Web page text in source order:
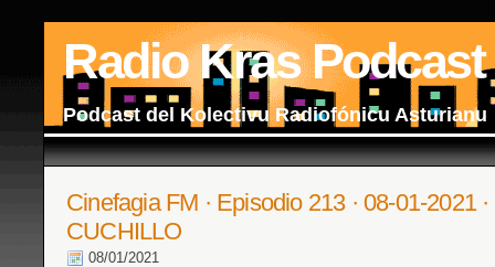
Radio Kras Podcast
Podcast del Kolectivu Radiofónicu Asturianu
Cinefagia FM · Episodio 213 · 08-01-2021
CUCHILLO
08/01/2021